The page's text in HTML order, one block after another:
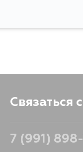
Связаться
7 (991) 898-